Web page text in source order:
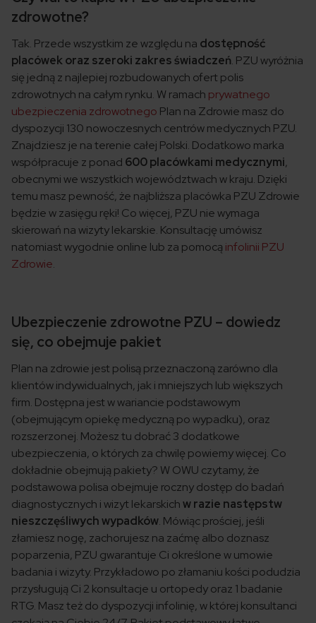
zdrowotne?
Tak. Przede wszystkim ze względu na dostępność
placówek oraz szeroki zakres świadczeń. PZU wyróżnia
się jedną z najlepiej rozbudowanych ofert polis
zdrowotnych na całym rynku. W ramach prywatnego
ubezpieczenia zdrowotnego Plan na Zdrowie masz do
dyspozycji 130 nowoczesnych centrów medycznych PZU.
Znajdziesz je na terenie całej Polski. Dodatkowo marka
współpracuje z ponad 600 placówkami medycznymi,
obecnymi we wszystkich województwach w kraju. Dzięki
temu masz pewność, że najbliższa placówka PZU Zdrowie
będzie w zasięgu ręki! Co więcej, PZU nie wymaga
skierowań na wizyty lekarskie. Konsultację umówisz
natomiast wygodnie online lub za pomocą infolinii PZU
Zdrowie.
Ubezpieczenie zdrowotne PZU – dowiedz
się, co obejmuje pakiet
Plan na zdrowie jest polisą przeznaczoną zarówno dla
klientów indywidualnych, jak i mniejszych lub większych
firm. Dostępna jest w wariancie podstawowym
(obejmującym opiekę medyczną po wypadku), oraz
rozszerzonej. Możesz tu dobrać 3 dodatkowe
ubezpieczenia, o których za chwilę powiemy więcej. Co
dokładnie obejmują pakiety? W OWU czytamy, że
podstawowa polisa obejmuje roczny dostęp do badań
diagnostycznych i wizyt lekarskichw razie następstw
nieszczęśliwych wypadków. Mówiąc prościej, jeśli
złamiesz nogę, zachorujesz na zaćmę albo doznasz
poparzenia, PZU gwarantuje Ci określone w umowie
badania i wizyty. Przykładowo po złamaniu kości podudzia
przysługują Ci 2 konsultacje u ortopedy oraz 1 badanie
RTG. Masz też do dyspozycji infolinię, w której konsultanci